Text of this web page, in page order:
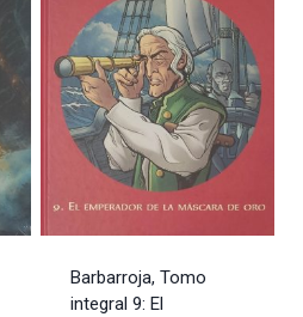
Barbarroja, Tomo
integral 9: El